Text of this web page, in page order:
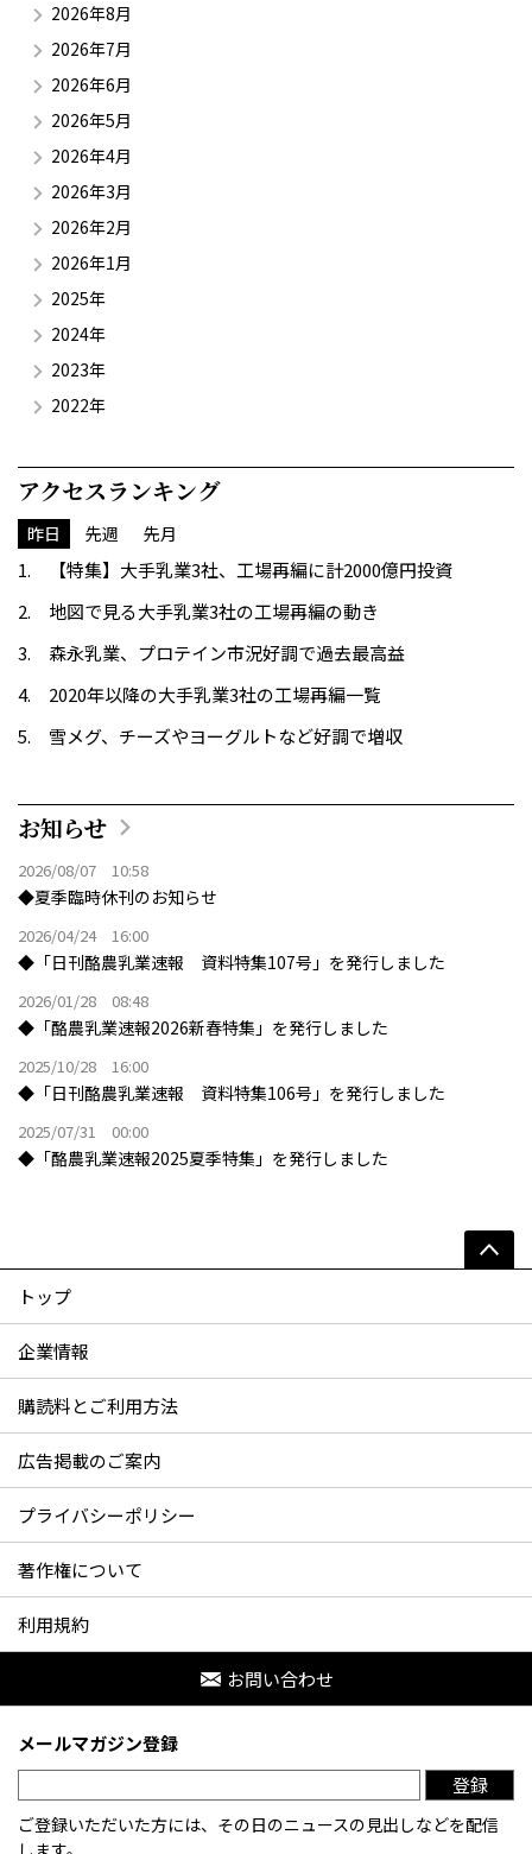
2026年8月
2026年7月
2026年6月
2026年5月
2026年4月
2026年3月
2026年2月
2026年1月
2025年
2024年
2023年
2022年
アクセスランキング
昨日 先週 先月
【特集】大手乳業3社、工場再編に計2000億円投資
地図で見る大手乳業3社の工場再編の動き
森永乳業、プロテイン市況好調で過去最高益
2020年以降の大手乳業3社の工場再編一覧
雪メグ、チーズやヨーグルトなど好調で増収
お知らせ
2026/08/07 10:58
◆夏季臨時休刊のお知らせ
2026/04/24 16:00
◆「日刊酪農乳業速報 資料特集107号」を発行しました
2026/01/28 08:48
◆「酪農乳業速報2026新春特集」を発行しました
2025/10/28 16:00
◆「日刊酪農乳業速報 資料特集106号」を発行しました
2025/07/31 00:00
◆「酪農乳業速報2025夏季特集」を発行しました
トップ
企業情報
購読料とご利用方法
広告掲載のご案内
プライバシーポリシー
著作権について
利用規約
お問い合わせ
メールマガジン登録
登録
ご登録いただいた方には、その日のニュースの見出しなどを配信